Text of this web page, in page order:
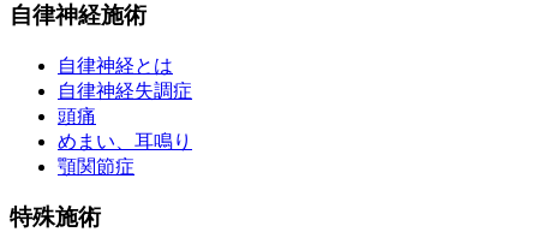
自律神経施術
自律神経とは
自律神経失調症
頭痛
めまい、耳鳴り
顎関節症
特殊施術